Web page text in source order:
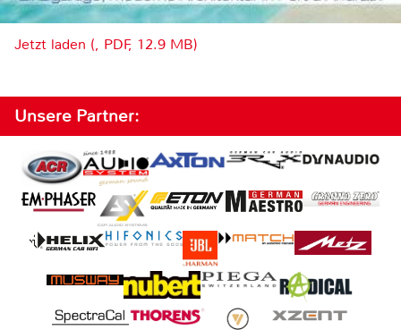
Jetzt laden (, PDF, 12.9 MB)
Unsere Partner: